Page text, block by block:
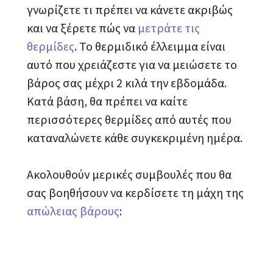
γνωρίζετε τι πρέπει να κάνετε ακριβώς
και να ξέρετε πώς να μετράτε τις
θερμίδες. Το θερμιδικό έλλειμμα είναι
αυτό που χρειάζεστε για να μειώσετε το
βάρος σας μέχρι 2 κιλά την εβδομάδα.
Κατά βάση, θα πρέπει να καίτε
περισσότερες θερμίδες από αυτές που
καταναλώνετε κάθε συγκεκριμένη ημέρα.
Ακολουθούν μερικές συμβουλές που θα
σας βοηθήσουν να κερδίσετε τη μάχη της
απώλειας βάρους: